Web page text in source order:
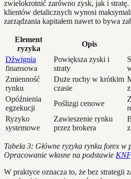
zwielokrotnić zarówno zysk, jak i stratę.
klientów detalicznych wynosi
zarządzania kapitałem nawet to bywa
Element
ryzyka
Opis
Dźwignia
finansowa
Powiększa zyski i
straty
Zmienność
rynku
Duże ruchy w krótkim
czasie
Opóźnienia
egzekucji
Poślizgi cenowe
Ryzyko
systemowe
Zawieszenie rynku
przez brokera
Tabela 3: Główne ryzyka rynku forex w
Opracowanie własne na podstawie
W praktyce oznacza to, że bez strategii